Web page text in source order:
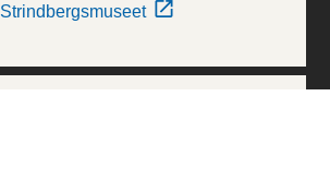
Strindbergsmuseet